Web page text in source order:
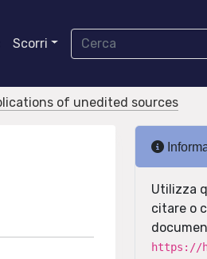
Scorri
of unedited sources
Utilizza
citare o
https://